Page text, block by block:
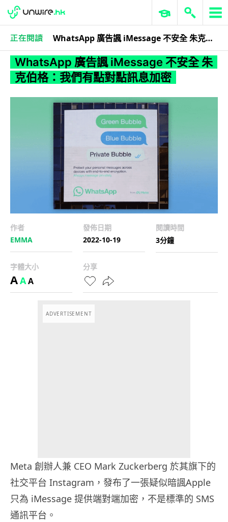
WhatsApp 廣告諷 iMessage 不安全 朱克伯格：我們有點對點訊息加密
科技娛樂 科技新聞
WhatsApp 廣告諷 iMessage 不安全 朱
克伯格：我們有點對點訊息加密
作者
EMMA
發佈日期
2022-10-19
閱讀時間
3分鐘
字體大小
AAA
分享
ADVERTISEMENT
Meta 創辦人兼 CEO Mark Zuckerberg 於其旗下的
社交平台 Instagram，發布了一張疑似暗諷Apple
只為 iMessage 提供端對端加密，不是標準的 SMS
通訊平台。